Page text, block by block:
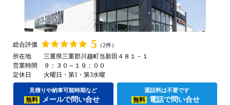
総合評価 5 （2件）
所在地
三重県三重郡川越町当新田４８１－１
営業時間
９：３０～１９：００
定休日
火曜日・第1・第3水曜
見積りや納車可能時期など
無料 メールで問い合せ
通話料は不要です
無料 電話で問い合せ